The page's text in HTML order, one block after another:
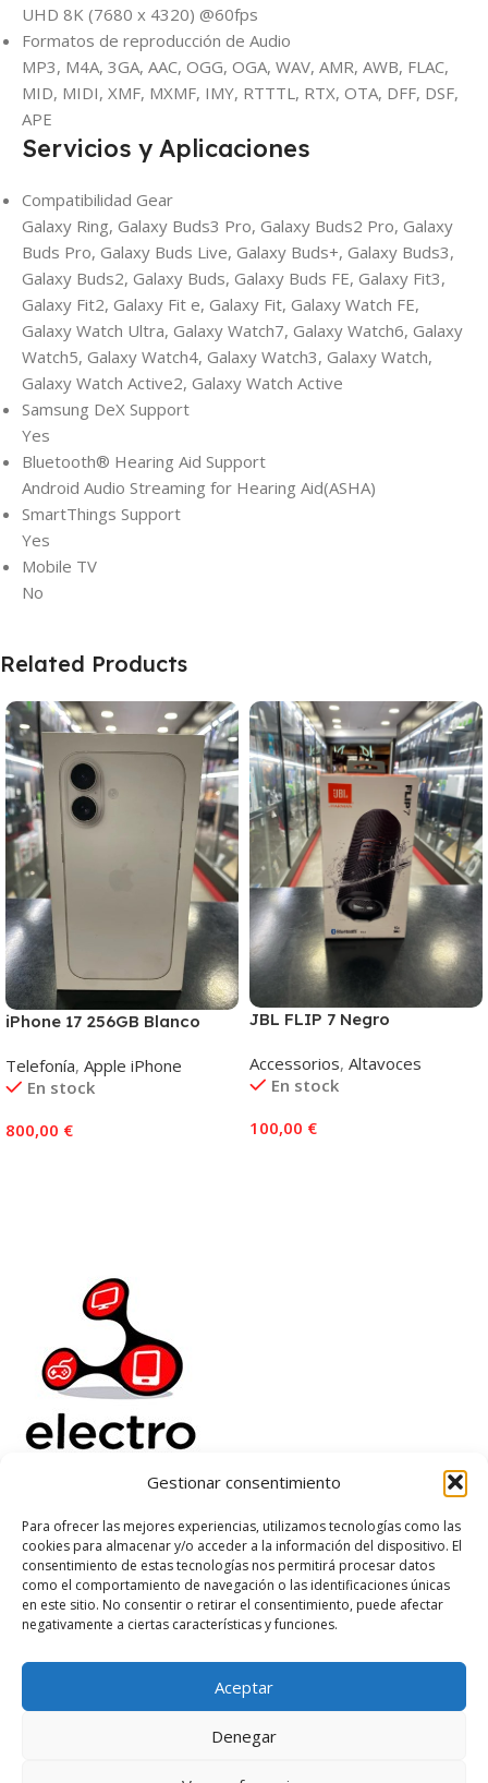
Gestionar consentimiento
Para ofrecer las mejores experiencias, utilizamos tecnologías como las
cookies para almacenar y/o acceder a la información del dispositivo. El
consentimiento de estas tecnologías nos permitirá procesar datos
como el comportamiento de navegación o las identificaciones únicas
en este sitio. No consentir o retirar el consentimiento, puede afectar
negativamente a ciertas características y funciones.
Aceptar
Denegar
UHD 8K (7680 x 4320) @60fps
Formatos de reproducción de Audio
MP3, M4A, 3GA, AAC, OGG, OGA, WAV, AMR, AWB, FLAC,
MID, MIDI, XMF, MXMF, IMY, RTTTL, RTX, OTA, DFF, DSF,
APE
Servicios y Aplicaciones
Compatibilidad Gear
Galaxy Ring, Galaxy Buds3 Pro, Galaxy Buds2 Pro, Galaxy
Buds Pro, Galaxy Buds Live, Galaxy Buds+, Galaxy Buds3,
Galaxy Buds2, Galaxy Buds, Galaxy Buds FE, Galaxy Fit3,
Galaxy Fit2, Galaxy Fit e, Galaxy Fit, Galaxy Watch FE,
Galaxy Watch Ultra, Galaxy Watch7, Galaxy Watch6, Galaxy
Watch5, Galaxy Watch4, Galaxy Watch3, Galaxy Watch,
Galaxy Watch Active2, Galaxy Watch Active
Samsung DeX Support
Yes
Bluetooth® Hearing Aid Support
Android Audio Streaming for Hearing Aid(ASHA)
SmartThings Support
Yes
Mobile TV
No
Related Products
iPhone 17 256GB Blanco
Telefonía, Apple iPhone
En stock
800,00 €
JBL FLIP 7 Negro
Accessorios, Altavoces
En stock
100,00 €
Electrorenover
Ayuda
Legal
Suscribete